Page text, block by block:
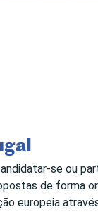
se ou
de forma
europeia